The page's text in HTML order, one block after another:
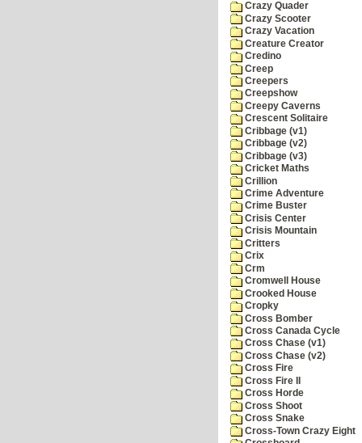
Crazy Quader
Crazy Scooter
Crazy Vacation
Creature Creator
Credino
Creep
Creepers
Creepshow
Creepy Caverns
Crescent Solitaire
Cribbage (v1)
Cribbage (v2)
Cribbage (v3)
Cricket Maths
Crillion
Crime Adventure
Crime Buster
Crisis Center
Crisis Mountain
Critters
Crix
Crm
Cromwell House
Crooked House
Cropky
Cross Bomber
Cross Canada Cycle
Cross Chase (v1)
Cross Chase (v2)
Cross Fire
Cross Fire II
Cross Horde
Cross Shoot
Cross Snake
Cross-Town Crazy Eight